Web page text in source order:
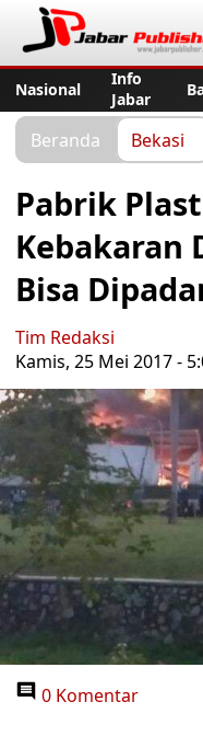
Nasional
Info
Jabar
Beranda Bekasi
Pabrik
Kebakaran
Bisa
Tim Redaksi
Kamis, 25 Mei 2017 -
0 Komentar